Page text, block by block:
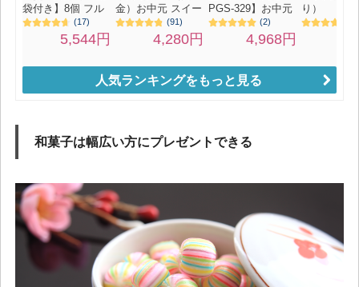
人気ランキングをもっと見る
和菓子は幅広い方にプレゼントできる